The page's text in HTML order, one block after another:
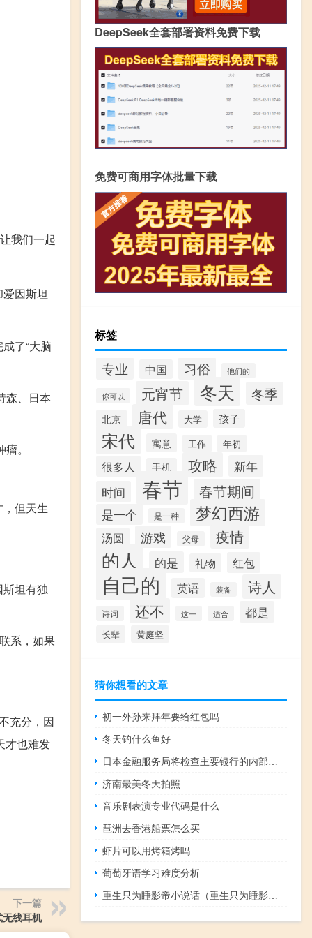
我们一起
因斯坦
了“大脑
森、日本
。
但天生
坦有独
系，如果
充分，因
才也难发
下一篇
线耳机
DeepSeek全套部署资料免费下载
免费可商用字体批量下载
标签
专业 中国 习俗 他们的
你可以 元宵节 冬天 冬季
北京 唐代 大学 孩子
宋代 寓意 工作 年初
很多人 手机 攻略
新年
时间
春节 春节期间
是一个 是一种 梦幻西游
汤圆 游戏 父母 疫情
的人 的是 礼物 红包
自己的 英语 装备 诗人
诗词 还不 这一 适合 都是
长辈 黄庭坚
猜你想看的文章
初一外孙来拜年要给红包吗
冬天钓什么鱼好
日本金融服务局将检查主要银行的内部审计
济南最美冬天拍照
音乐剧表演专业代码是什么
琶洲去香港船票怎么买
虾片可以用烤箱烤吗
葡萄牙语学习难度分析
重生只为睡影帝小说话（重生只为睡影帝）